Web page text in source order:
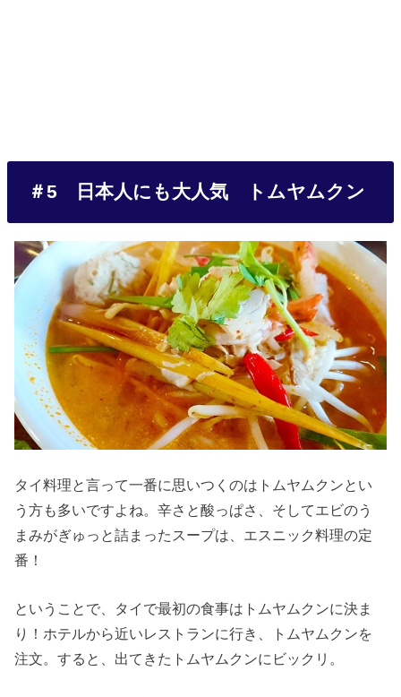
＃5 日本人にも大人気 トムヤムクン
タイ料理と言って一番に思いつくのはトムヤムクンとい
う方も多いですよね。辛さと酸っぱさ、そしてエビのう
まみがぎゅっと詰まったスープは、エスニック料理の定
番！
ということで、タイで最初の食事はトムヤムクンに決ま
り！ホテルから近いレストランに行き、トムヤムクンを
注文。すると、出てきたトムヤムクンにビックリ。